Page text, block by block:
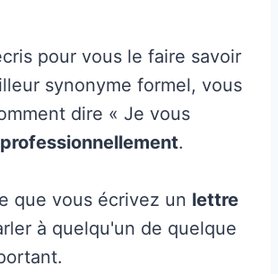
pour vous le faire savoir
synonyme formel, vous
dire « Je vous
professionnellement.
que vous écrivez un lettre
à quelqu'un de quelque